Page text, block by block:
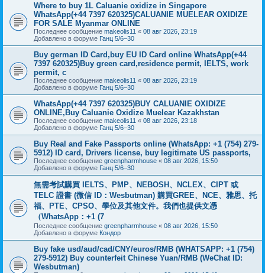
Where to buy 1L Caluanie oxidize in Singapore
WhatsApp(+44 7397 620325)CALUANIE MUELEAR OXIDIZE
FOR SALE Myanmar ONLINE
Последнее сообщение makeolis11 « 08 авг 2026, 23:19
Добавлено в форуме Ганц 5/6–30
Buy german ID Card,buy EU ID Card online WhatsApp(+44
7397 620325)Buy green card,residence permit, IELTS, work
permit, c
Последнее сообщение makeolis11 « 08 авг 2026, 23:19
Добавлено в форуме Ганц 5/6–30
WhatsApp(+44 7397 620325)BUY CALUANIE OXIDIZE
ONLINE,Buy Caluanie Oxidize Muelear Kazakhstan
Последнее сообщение makeolis11 « 08 авг 2026, 23:18
Добавлено в форуме Ганц 5/6–30
Buy Real and Fake Passports online (WhatsApp: +1 (754) 279-
5912) ID card, Drivers license, buy legitimate US passports,
Последнее сообщение greenpharmhouse « 08 авг 2026, 15:50
Добавлено в форуме Ганц 5/6–30
無需考試購買 IELTS、PMP、NEBOSH、NCLEX、CIPT 或
TELC 證書 (微信 ID：Wesbutman) 購買GREE、NCE、雅思、托
福、PTE、CPSO、學位及其他文件。我們也提供文憑
（WhatsApp：+1 (7
Последнее сообщение greenpharmhouse « 08 авг 2026, 15:50
Добавлено в форуме Кондор
Buy fake usd/aud/cad/CNY/euros/RMB (WHATSAPP: +1 (754)
279-5912) Buy counterfeit Chinese Yuan/RMB (WeChat ID:
Wesbutman)